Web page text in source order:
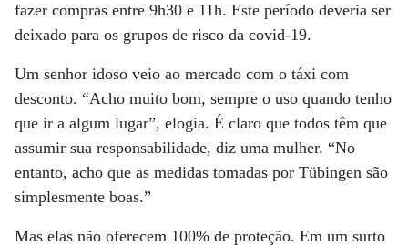
fazer compras entre 9h30 e 11h. Este período deveria ser
deixado para os grupos de risco da covid-19.
Um senhor idoso veio ao mercado com o táxi com
desconto. “Acho muito bom, sempre o uso quando tenho
que ir a algum lugar”, elogia. É claro que todos têm que
assumir sua responsabilidade, diz uma mulher. “No
entanto, acho que as medidas tomadas por Tübingen são
simplesmente boas.”
Mas elas não oferecem 100% de proteção. Em um surto